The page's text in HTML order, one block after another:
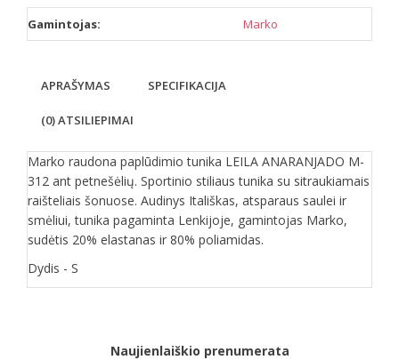
Gamintojas: Marko
APRAŠYMAS SPECIFIKACIJA
(0) ATSILIEPIMAI
Marko raudona paplūdimio tunika LEILA ANARANJADO M-
312 ant petnešėlių. Sportinio stiliaus tunika su sitraukiamais
raišteliais šonuose. Audinys Itališkas, atsparaus saulei ir
smėliui, tunika pagaminta Lenkijoje, gamintojas Marko,
sudėtis 20% elastanas ir 80% poliamidas.
Dydis - S
Naujienlaiškio prenumerata